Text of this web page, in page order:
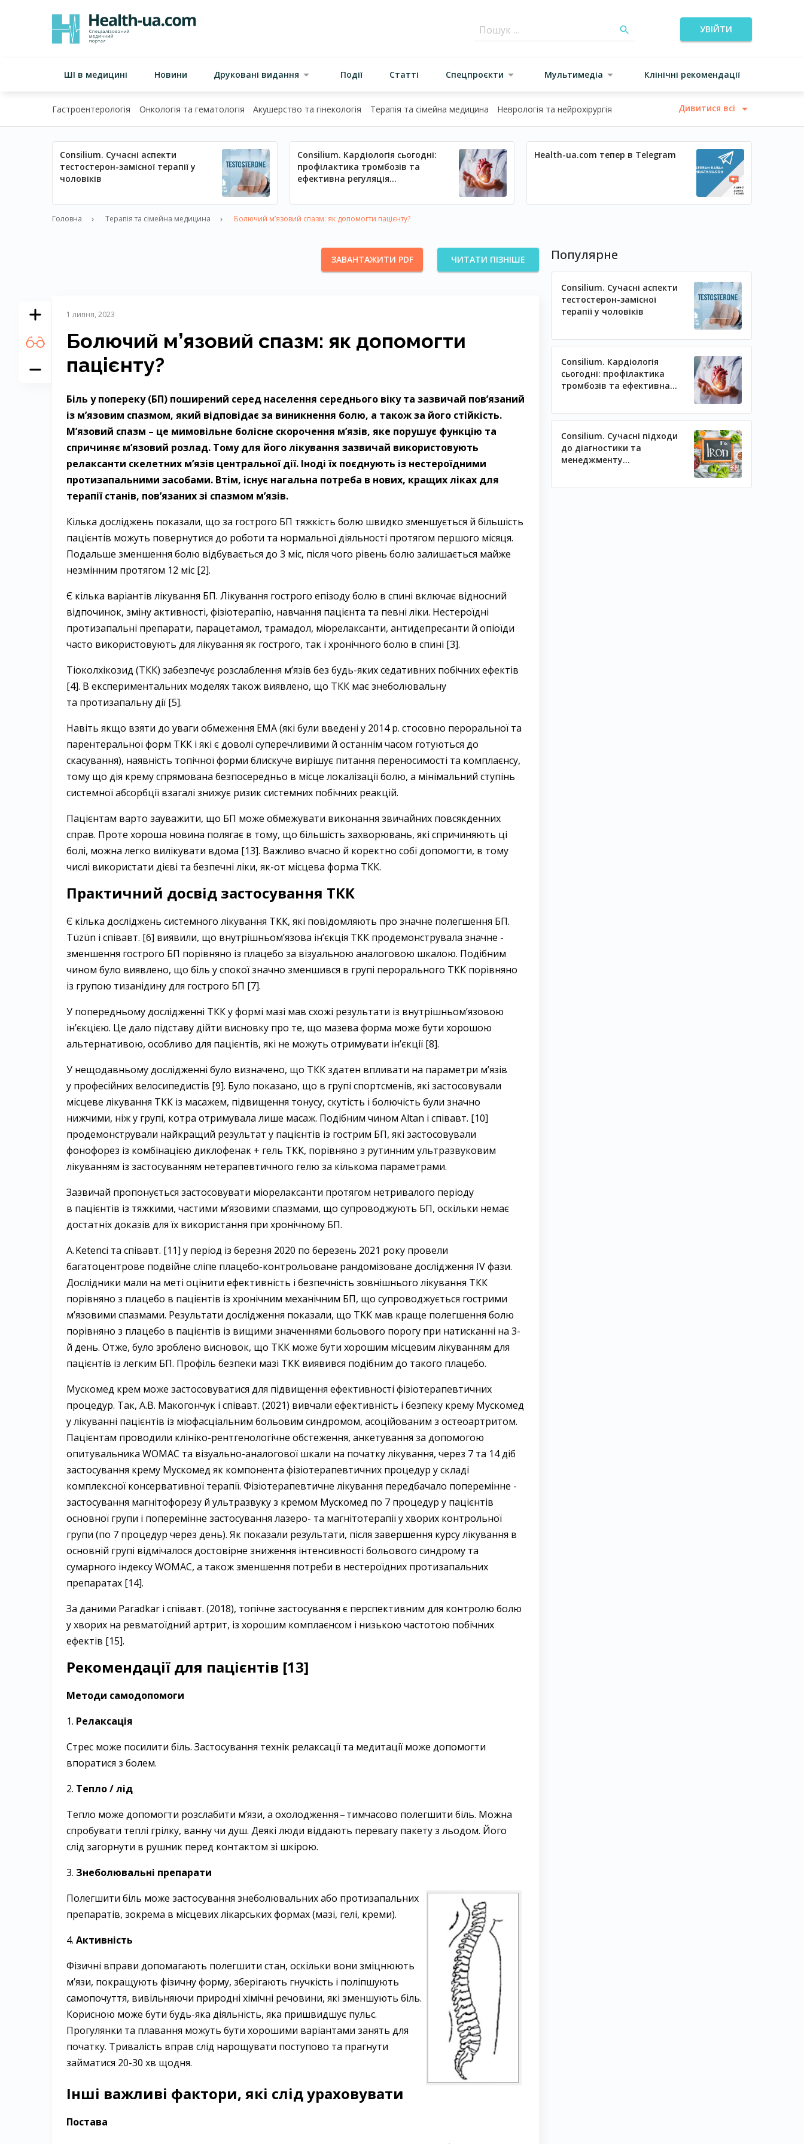
УВІЙТИ
ШІ в медицині Новини Друковані видання Події Статті Спецпроєкти Мультимедіа Клінічні рекомендації
Гастроентерологія Онкологія та гематологія Акушерство та гінекологія Терапія та сімейна медицина Неврологія та нейрохірургія Дивитися всі
Consilium. Сучасні аспекти
тестостерон-замісної терапії у
чоловіків
Consilium. Кардіологія сьогодні:
профілактика тромбозів та
ефективна регуляція
Health-ua.com тепер в Telegram
Головна Терапія та сімейна медицина Болючий м’язовий спазм: як допомогти пацієнту?
ЗАВАНТАЖИТИ PDF ЧИТАТИ ПІЗНІШЕ
1 липня, 2023
Болючий м’язовий спазм: як допомогти
пацієнту?
Біль у попереку (БП) поширений серед населення середнього віку та зазвичай пов’язаний
із м’язовим спазмом, який відповідає за виникнення болю, а також за його стійкість.
М’язовий спазм – це мимовільне болісне скорочення м’язів, яке порушує функцію та
спричиняє м’язовий розлад. Тому для його лікування зазвичай використовують
релаксанти скелетних м’язів центральної дії. Іноді їх поєднують із нестероїдними
протизапальними засобами. Втім, існує нагальна потреба в нових, кращих ліках для
терапії станів, пов’язаних зі спазмом м’язів.
Кілька досліджень показали, що за гострого БП тяжкість болю швидко зменшується й більшість
пацієнтів можуть повернутися до роботи та нормальної діяльності протягом першого місяця.
Подальше зменшення болю відбувається до 3 міс, після чого рівень болю залишається майже
незмінним протягом 12 міс [2].
Є кілька варіантів лікування БП. Лікування гострого епізоду болю в спині включає відносний
відпочинок, зміну активності, фізіотерапію, навчання пацієнта та певні ліки. Нестероїдні
протизапальні препарати, парацетамол, трамадол, міорелаксанти, антидепресанти й опіоїди
часто використовують для лікування як гострого, так і хронічного болю в спині [3].
Тіоколхікозид (ТКК) забезпечує розслаблення м’язів без будь-яких седативних побічних ефектів
[4]. В експериментальних моделях також виявлено, що ТКК має знеболювальну
та протизапальну дії [5].
Навіть якщо взяти до уваги обмеження EMA (які були введені у 2014 р. стосовно пероральної та
парентеральної форм ТКК і які є доволі суперечливими й останнім часом готуються до
скасування), наявність топічної форми блискуче вирішує питання переносимості та комплаєнсу,
тому що дія крему спрямована безпосередньо в місце локалізації болю, а мінімальний ступінь
системної абсорбції взагалі знижує ризик системних побічних реакцій.
Пацієнтам варто зауважити, що БП може обмежувати виконання звичайних повсякденних
справ. Проте хороша новина полягає в тому, що більшість захворювань, які спричиняють ці
болі, можна легко вилікувати вдома [13]. Важливо вчасно й коректно собі допомогти, в тому
числі використати дієві та безпечні ліки, як-от місцева форма ТКК.
Практичний досвід застосування ТКК
Є кілька досліджень системного лікування ТКК, які повідомляють про значне полегшення БП.
Tüzün і співавт. [6] виявили, що внутрішньом’язова ін’єкція ТКК продемонструвала ­значне ­
зменшення гострого БП порівняно із ­плацебо за ­візуальною аналоговою шкалою. ­Подібним
чином було виявлено, що біль у спокої значно зменшився в групі пер­орального ТКК порівняно
із групою тизанідину для гострого БП [7].
У попередньому дослідженні ТКК у формі мазі мав схожі результати із внутрішньом’язовою
ін’єкцією. Це дало підставу дійти висновку про те, що мазева форма може бути хорошою
альтернативою, особливо для пацієнтів, які не можуть отримувати ін’єкції [8].
У нещодавньому дослідженні було визначено, що ТКК здатен впливати на параметри м’язів
у професійних велосипедистів [9]. Було показано, що в групі спортсменів, які застосовували
місцеве лікування ТКК із масажем, підвищення тонусу, скутість і болючість були значно
нижчими, ніж у групі, котра отримувала лише масаж. Подібним чином Altan і співавт. [10]
продемонстрували найкращий результат у пацієнтів із гострим БП, які застосовували
фонофорез із комбінацією диклофенак + гель ТКК, порівняно з рутинним ультразвуковим
лікуванням із застосуванням нетерапевтичного гелю за кількома параметрами.
Зазвичай пропонується застосовувати міорелаксанти протягом нетривалого періоду
в пацієнтів із тяжкими, частими м’язовими спазмами, що супроводжують БП, оскільки немає
достатніх доказів для їх використання при хронічному БП.
A. Ketenci та співавт. [11] у період із березня 2020 по березень 2021 року провели
багатоцентрове подвійне сліпе плацебо-­контрольоване рандомізоване дослідження IV фази.
Дослідники мали на меті оцінити ефективність і безпечність зовнішнього лікування ТКК
порівняно з плацебо в пацієнтів із хронічним механічним БП, що супроводжується гострими
м’язовими спазмами. Результати дослідження показали, що ТКК мав краще полегшення болю
порівняно з плацебо в пацієнтів із вищими значеннями больового порогу при натисканні на 3-
й день. Отже, було зроб­лено висновок, що ТКК може бути хорошим місцевим лікуванням для
пацієнтів із легким БП. Профіль безпеки мазі ТКК виявився подібним до такого плацебо.
Мускомед крем може застосовуватися для підвищення ефективності фізіотерапевтичних
процедур. Так, А.В. Макогончук і співавт. (2021) вивчали ефективність і безпеку крему Мускомед
у лікуванні пацієнтів із міофасціальним больовим синдромом, асоційованим з остеоартритом.
Пацієнтам проводили клініко-­рентгенологічне обстеження, анкетування за допомогою
опитувальника WOMAC та візуально-аналогової шкали на початку лікування, через 7 та 14 діб
застосування крему Мускомед як компонента фізіотерапевтичних процедур у складі
комплексної ­консервативної терапії. Фізіотерапевтичне лікування передбачало поперемінне ­
застосування ­магнітофорезу й ультразвуку з кремом Мускомед по 7 процедур у пацієнтів
основної групи і поперемінне застосування лазеро- та магнітотерапії у хворих контрольної
групи (по 7 процедур через день). Як показали результати, після завершення курсу лікування в
основній групі відмічалося достовірне зниження інтенсивності больового синдрому та
сумарного індексу WOMAC, а також зменшення потреби в нестероїдних протизапальних
препаратах [14].
За даними Paradkar і співавт. (2018), топічне застосування є перспективним для контролю болю
у хворих на ревматоїдний артрит, із хорошим комплаєнсом і низькою частотою побічних
ефектів [15].
Рекомендації для пацієнтів [13]
Методи самодопомоги
1. Релаксація
Стрес може посилити біль. Застосування технік релаксації та медитації може допомогти
впоратися з болем.
2. Тепло / лід
Тепло може допомогти розслабити м’язи, а охолодження – ​тимчасово полегшити біль. Можна
спробувати теплі грілку, ванну чи душ. Деякі люди віддають перевагу пакету з льодом. Його
слід загорнути в рушник перед контактом зі шкірою.
3. Знеболювальні препарати
Полегшити біль може застосування знеболювальних або протизапальних
препаратів, зокрема в місцевих лікарських формах (мазі, гелі, креми).
4. Активність
Фізичні вправи допомагають полегшити стан, оскільки вони зміцнюють
м’язи, покращують фізичну форму, зберігають гнучкість і поліпшують
самопочуття, вивільняючи природні хімічні речовини, які зменшують біль.
Корисною може бути будь-яка діяльність, яка пришвидшує пульс.
Прогулянки та плавання можуть бути хорошими варіантами занять для
початку. Тривалість вправ слід нарощувати поступово та прагнути
займатися 20-30 хв щодня.
Інші важливі фактори, які слід ураховувати
Постава
Популярне
Consilium. Сучасні аспекти
тестостерон-замісної
терапії у чоловіків
Consilium. Кардіологія
сьогодні: профілактика
тромбозів та ефективна
Consilium. Сучасні підходи
до діагностики та
менеджменту